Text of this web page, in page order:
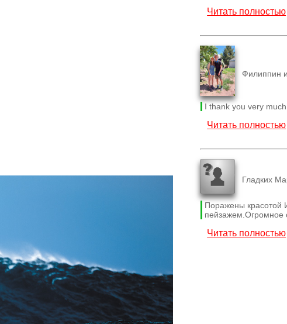
Читать полностью
Филиппин
I thank you very
Читать полностью
Гладких
Поражены красотой
пейзажем.Огромное
Читать полностью